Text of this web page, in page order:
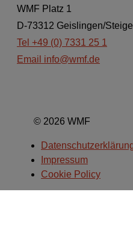
WMF Platz 1
D-73312 Geislingen/Steige
Tel +49 (0) 7331 25 1
Email info@wmf.de
© 2026 WMF
Impressum
Cookie Policy